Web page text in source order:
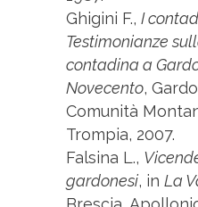
Ghigini F., I
Testimonianze
contadina a
Novecento,
Comunità
Trompia, 2007.
Falsina L.,
gardonesi, in La